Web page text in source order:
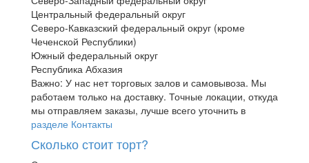
Центральный федеральный округ
Северо-Кавказский федеральный округ (кроме
Чеченской Республики)
Южный федеральный округ
Республика Абхазия
Важно: У нас нет торговых залов и самовывоза. Мы
работаем только на доставку. Точные локации, откуда
мы отправляем заказы, лучше всего уточнить в
разделе Контакты
Сколько стоит торт?